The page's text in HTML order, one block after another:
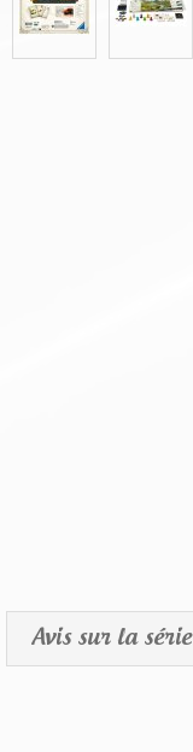
Avis sur la série